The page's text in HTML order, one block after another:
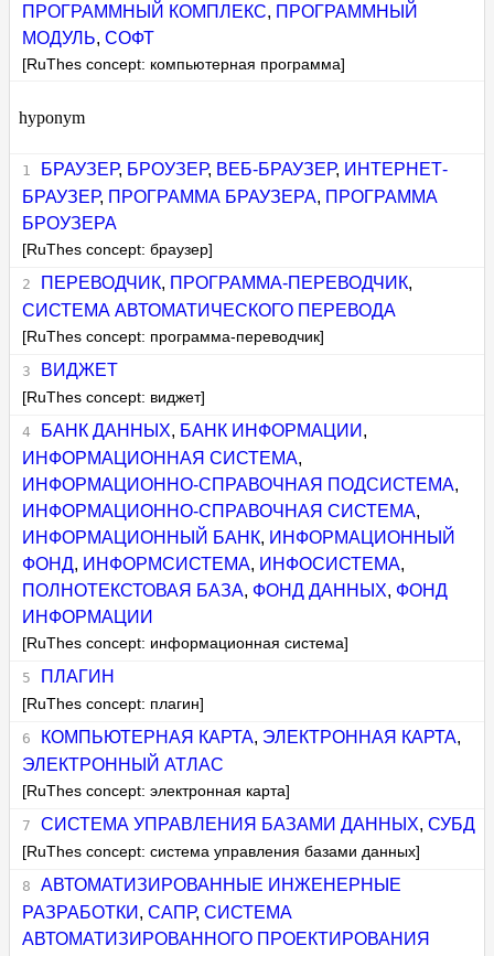
ПРОГРАММНЫЙ КОМПЛЕКС, ПРОГРАММНЫЙ
МОДУЛЬ,СОФТ
[RuThes concept: компьютерная программа]
hyponym
БРАУЗЕР, БРОУЗЕР, ВЕБ-БРАУЗЕР, ИНТЕРНЕТ-
БРАУЗЕР, ПРОГРАММА БРАУЗЕРА, ПРОГРАММА
БРОУЗЕРА
[RuThes concept: браузер]
ПЕРЕВОДЧИК, ПРОГРАММА-ПЕРЕВОДЧИК,
СИСТЕМА АВТОМАТИЧЕСКОГО ПЕРЕВОДА
[RuThes concept: программа-переводчик]
ВИДЖЕТ
[RuThes concept: виджет]
БАНК ДАННЫХ, БАНК ИНФОРМАЦИИ ,
ИНФОРМАЦИОННАЯ СИСТЕМА,
ИНФОРМАЦИОННО-СПРАВОЧНАЯ ПОДСИСТЕМА,
ИНФОРМАЦИОННО-СПРАВОЧНАЯ СИСТЕМА,
ИНФОРМАЦИОННЫЙ БАНК, ИНФОРМАЦИОННЫЙ
ФОНД, ИНФОРМСИСТЕМА, ИНФОСИСТЕМА,
ПОЛНОТЕКСТОВАЯ БАЗА, ФОНД ДАННЫХ, ФОНД
ИНФОРМАЦИИ
[RuThes concept: информационная система]
ПЛАГИН
[RuThes concept: плагин]
КОМПЬЮТЕРНАЯ КАРТА, ЭЛЕКТРОННАЯ КАРТА,
ЭЛЕКТРОННЫЙ АТЛАС
[RuThes concept: электронная карта]
СИСТЕМА УПРАВЛЕНИЯ БАЗАМИ ДАННЫХ, СУБД
[RuThes concept: система управления базами данных]
АВТОМАТИЗИРОВАННЫЕ ИНЖЕНЕРНЫЕ
РАЗРАБОТКИ ,САПР,СИСТЕМА
АВТОМАТИЗИРОВАННОГО ПРОЕКТИРОВАНИЯ